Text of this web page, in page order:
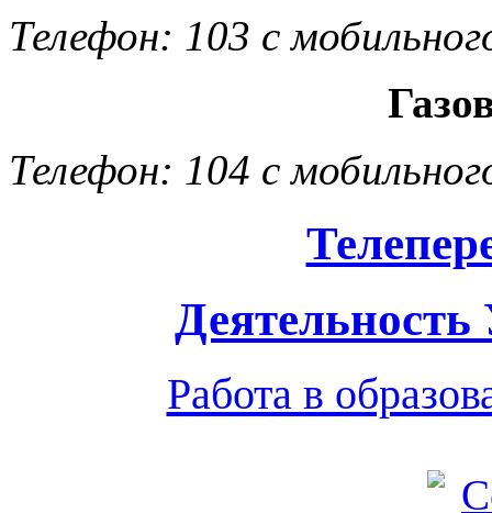
Телефон: 103 с
Телефон: 104 с
Работа в